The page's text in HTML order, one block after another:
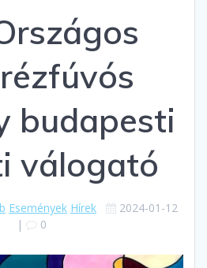
budapesti
válogató
Események Hírek
2024-01-12
|
0